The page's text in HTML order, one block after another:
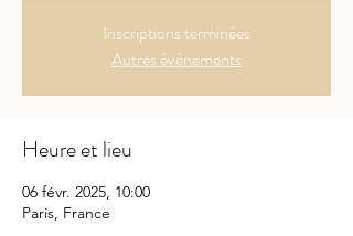
Inscriptions terminées
Autres évènements
Heure et lieu
06 févr. 2025, 10:00
Paris, France